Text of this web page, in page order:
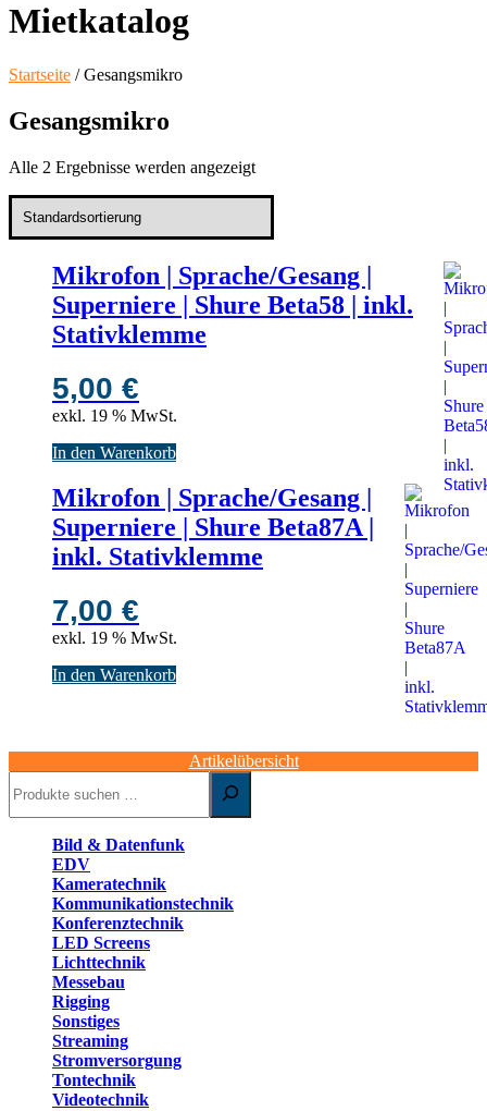
Mietkatalog
Startseite / Gesangsmikro
Gesangsmikro
Alle 2 Ergebnisse werden angezeigt
Mikrofon | Sprache/Gesang |
Superniere | Shure Beta58 | inkl.
Stativklemme
5,00 €
exkl. 19 % MwSt.
In den Warenkorb
Mikrofon | Sprache/Gesang |
Superniere | Shure Beta87A |
inkl. Stativklemme
7,00 €
exkl. 19 % MwSt.
In den Warenkorb
Artikelübersicht
Bild & Datenfunk
EDV
Kameratechnik
Kommunikationstechnik
Konferenztechnik
LED Screens
Lichttechnik
Messebau
Rigging
Sonstiges
Streaming
Stromversorgung
Tontechnik
Videotechnik